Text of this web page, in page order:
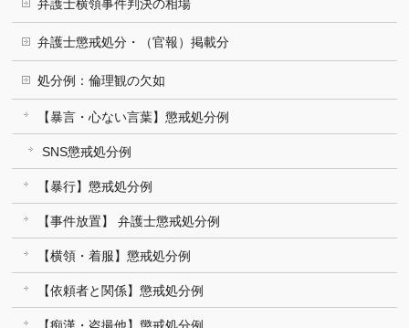
弁護士横領事件判決の相場
弁護士懲戒処分・（官報）掲載分
処分例：倫理観の欠如
【暴言・心ない言葉】懲戒処分例
SNS懲戒処分例
【暴行】懲戒処分例
【事件放置】 弁護士懲戒処分例
【横領・着服】懲戒処分例
【依頼者と関係】懲戒処分例
【痴漢・盗撮他】懲戒処分例